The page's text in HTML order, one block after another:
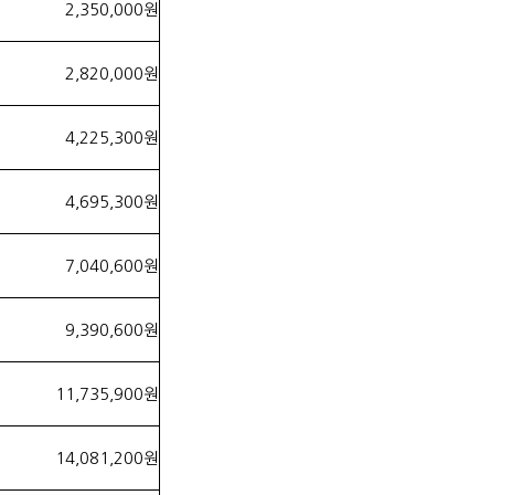
2,350,000원
2,820,000원
4,225,300원
4,695,300원
7,040,600원
9,390,600원
11,735,900원
14,081,200원